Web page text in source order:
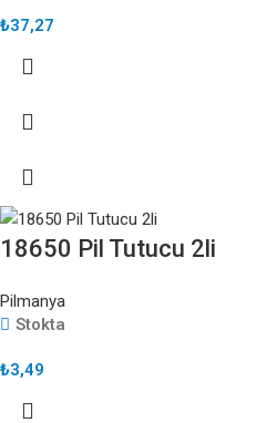
₺37,27
18650 Pil Tutucu 2li
Pilmanya
Stokta
₺3,49